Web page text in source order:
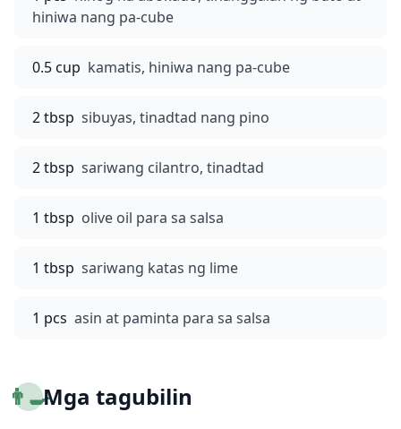
hiniwa nang pa-cube
0.5 cup kamatis, hiniwa nang pa-cube
2 tbsp sibuyas, tinadtad nang pino
2 tbsp sariwang cilantro, tinadtad
1 tbsp olive oil para sa salsa
1 tbsp sariwang katas ng lime
1 pcs asin at paminta para sa salsa
👨‍🍳Mga tagubilin